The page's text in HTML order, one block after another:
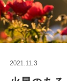
2021.11.3